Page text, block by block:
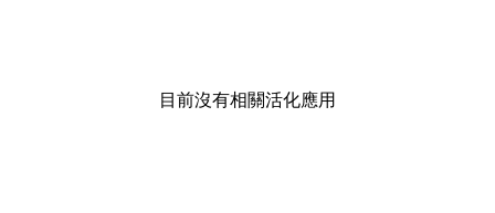
目前沒有相關活化應用